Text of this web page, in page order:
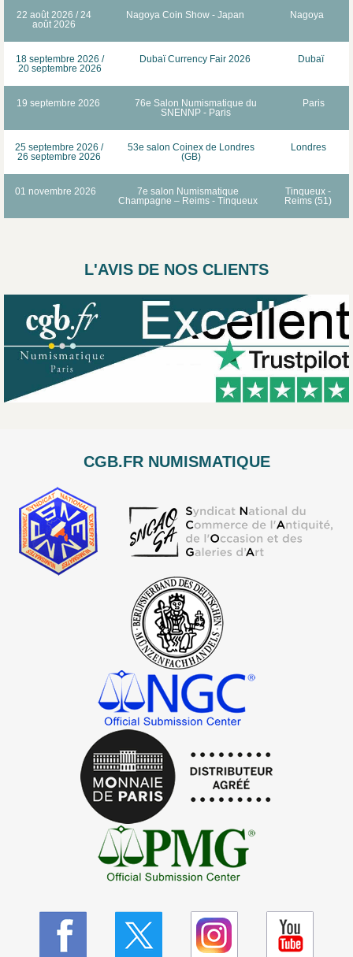
22 août 2026 / 24
août 2026
Nagoya Coin Show - Japan Nagoya
18 septembre 2026 /
20 septembre 2026
Dubaï Currency Fair 2026 Dubaï
19 septembre 2026
76e Salon Numismatique du
SNENNP - Paris
Paris
25 septembre 2026 /
26 septembre 2026
53e salon Coinex de Londres
(GB)
Londres
01 novembre 2026
7e salon Numismatique
Champagne – Reims - Tinqueux
Tinqueux -
Reims (51)
L'AVIS DE NOS CLIENTS
CGB.FR NUMISMATIQUE